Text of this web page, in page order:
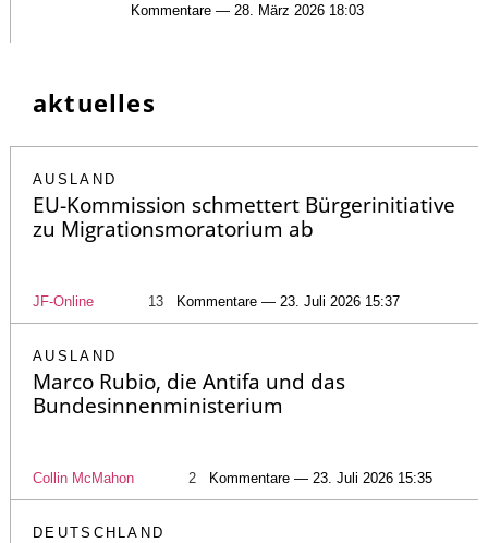
Kommentare — 28. März 2026 18:03
aktuelles
AUSLAND
EU-Kommission schmettert Bürgerinitiative
zu Migrationsmoratorium ab
JF-Online 13 Kommentare — 23. Juli 2026 15:37
AUSLAND
Marco Rubio, die Antifa und das
Bundesinnenministerium
Collin McMahon 2 Kommentare — 23. Juli 2026 15:35
DEUTSCHLAND